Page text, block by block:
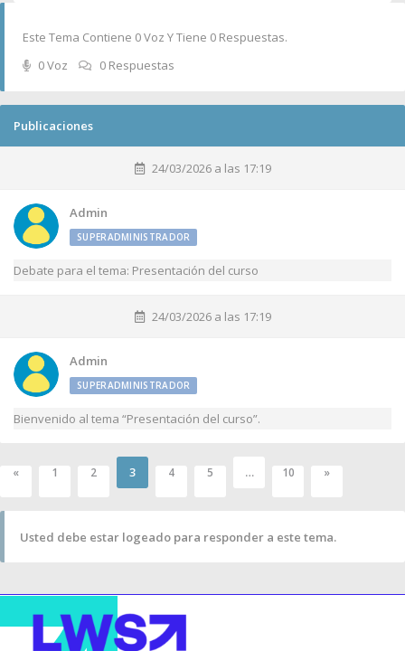
Este Tema Contiene 0 Voz Y Tiene 0 Respuestas.
0 Voz
0 Respuestas
Publicaciones
24/03/2026 a las 17:19
Admin
SUPERADMINISTRADOR
Debate para el tema: Presentación del curso
24/03/2026 a las 17:19
Admin
SUPERADMINISTRADOR
Bienvenido al tema “Presentación del curso”.
« 1 2 3 4 5 … 10 »
Usted debe estar logeado para responder a este tema.